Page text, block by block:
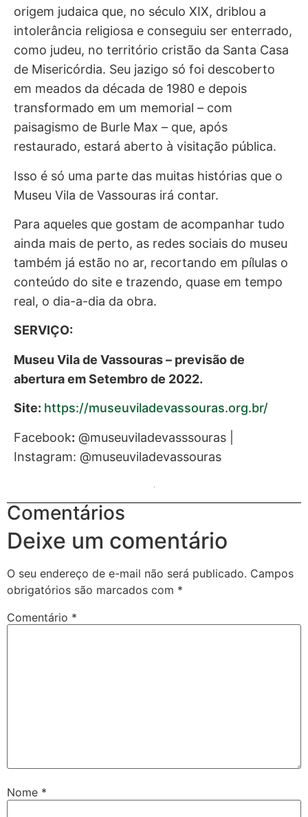
origem judaica que, no século XIX, driblou a
intolerância religiosa e conseguiu ser enterrado,
como judeu, no território cristão da Santa Casa
de Misericórdia. Seu jazigo só foi descoberto
em meados da década de 1980 e depois
transformado em um memorial – com
paisagismo de Burle Max – que, após
restaurado, estará aberto à visitação pública.
Isso é só uma parte das muitas histórias que o
Museu Vila de Vassouras irá contar.
Para aqueles que gostam de acompanhar tudo
ainda mais de perto, as redes sociais do museu
também já estão no ar, recortando em pílulas o
conteúdo do site e trazendo, quase em tempo
real, o dia-a-dia da obra.
SERVIÇO:
Museu Vila de Vassouras – previsão de
abertura em Setembro de 2022.
Site: https://museuviladevassouras.org.br/
Facebook: @museuviladevasssouras |
Instagram: @museuviladevassouras
Comentários
Deixe um comentário
O seu endereço de e-mail não será publicado. Campos
obrigatórios são marcados com *
Comentário *
Nome *